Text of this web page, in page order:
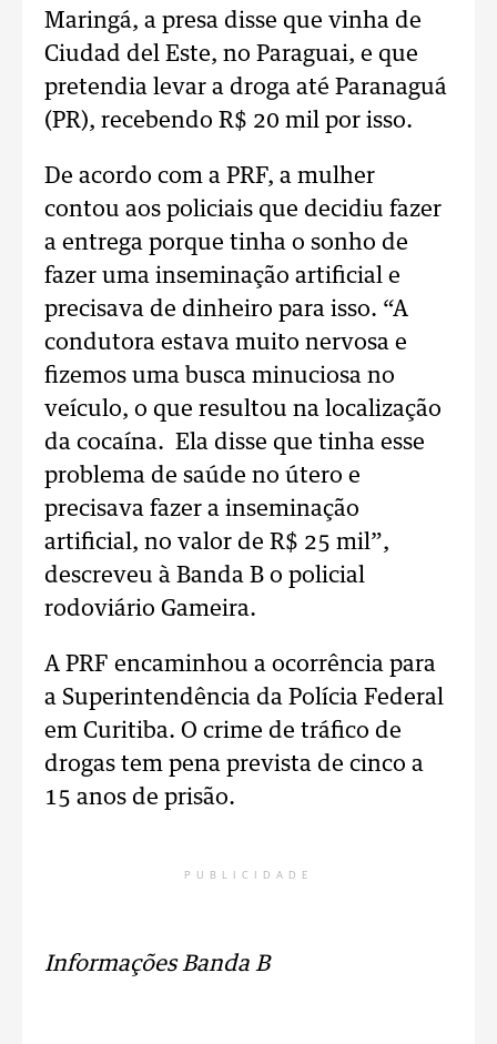
Maringá, a presa disse que vinha de
Ciudad del Este, no Paraguai, e que
pretendia levar a droga até Paranaguá
(PR), recebendo R$ 20 mil por isso.
De acordo com a PRF, a mulher
contou aos policiais que decidiu fazer
a entrega porque tinha o sonho de
fazer uma inseminação artificial e
precisava de dinheiro para isso. “A
condutora estava muito nervosa e
fizemos uma busca minuciosa no
veículo, o que resultou na localização
da cocaína. Ela disse que tinha esse
problema de saúde no útero e
precisava fazer a inseminação
artificial, no valor de R$ 25 mil”,
descreveu à Banda B o policial
rodoviário Gameira.
A PRF encaminhou a ocorrência para
a Superintendência da Polícia Federal
em Curitiba. O crime de tráfico de
drogas tem pena prevista de cinco a
15 anos de prisão.
PUBLICIDADE
Informações Banda B